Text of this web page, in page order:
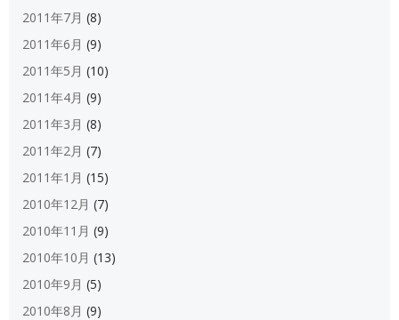
2011年7月 (8)
2011年6月 (9)
2011年5月 (10)
2011年4月 (9)
2011年3月 (8)
2011年2月 (7)
2011年1月 (15)
2010年12月 (7)
2010年11月 (9)
2010年10月 (13)
2010年9月 (5)
2010年8月 (9)